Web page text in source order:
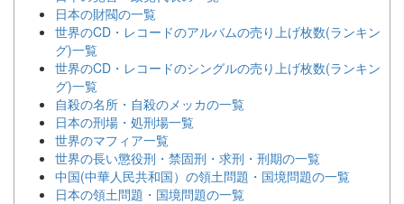
日本の財閥の一覧
世界のCD・レコードのアルバムの売り上げ枚数(ランキン
グ)一覧
世界のCD・レコードのシングルの売り上げ枚数(ランキン
グ)一覧
自殺の名所・自殺のメッカの一覧
日本の刑場・処刑場一覧
世界のマフィア一覧
世界の長い懲役刑・禁固刑・求刑・刑期の一覧
中国(中華人民共和国）の領土問題・国境問題の一覧
日本の領土問題・国境問題の一覧